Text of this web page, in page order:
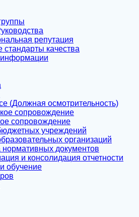
репутация
стандарты качества
(Должная осмотрительность)
сопровождение
сопровождение
учреждений
организаций
нормативных документов
и консолидация отчетности
обучение